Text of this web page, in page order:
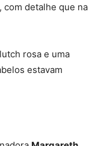
com detalhe que na
rosa e uma
estavam